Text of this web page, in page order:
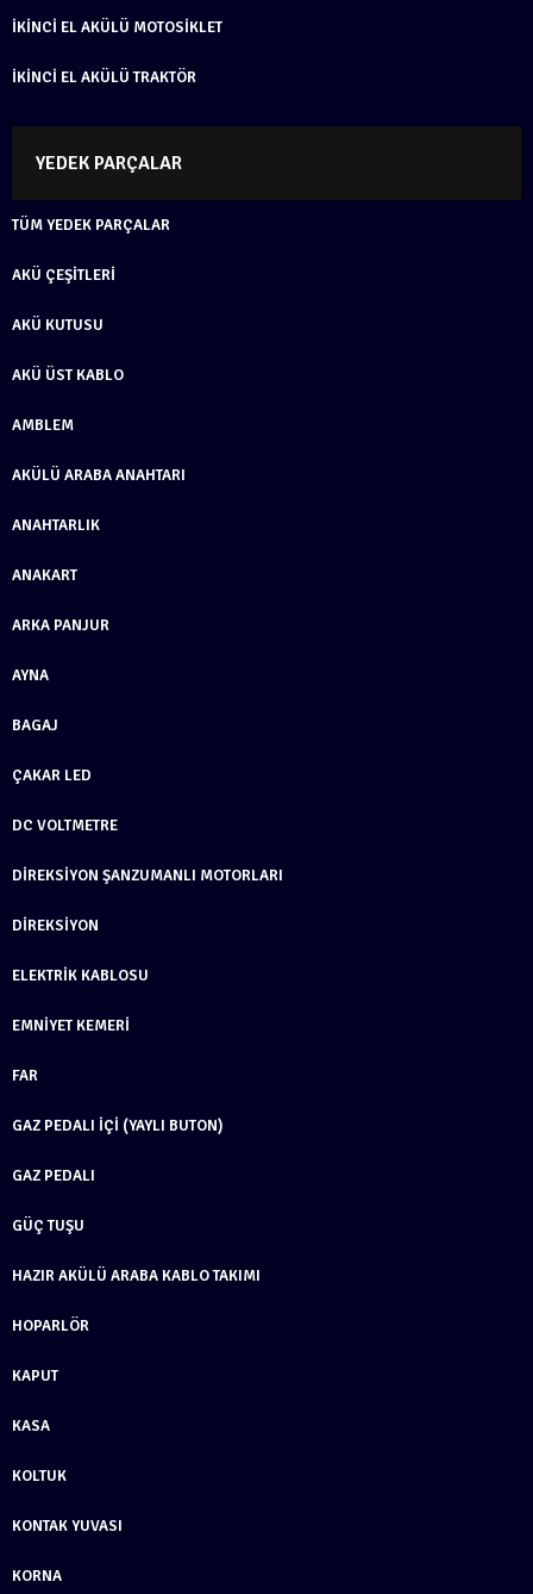
İKINCI EL AKÜLÜ MOTOSIKLET
İKINCI EL AKÜLÜ TRAKTÖR
YEDEK PARÇALAR
TÜM YEDEK PARÇALAR
AKÜ ÇEŞITLERI
AKÜ KUTUSU
AKÜ ÜST KABLO
AMBLEM
AKÜLÜ ARABA ANAHTARI
ANAHTARLIK
ANAKART
ARKA PANJUR
AYNA
BAGAJ
ÇAKAR LED
DC VOLTMETRE
DIREKSIYON ŞANZUMANLI MOTORLARI
DIREKSIYON
ELEKTRIK KABLOSU
EMNIYET KEMERI
FAR
GAZ PEDALI İÇI (YAYLI BUTON)
GAZ PEDALI
GÜÇ TUŞU
HAZIR AKÜLÜ ARABA KABLO TAKIMI
HOPARLÖR
KAPUT
KASA
KOLTUK
KONTAK YUVASI
KORNA